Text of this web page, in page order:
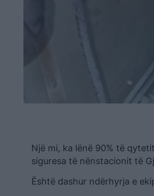
Një mi, ka lënë 90% të
siguresa të nënstacionit të
Është dashur ndërhyrja e